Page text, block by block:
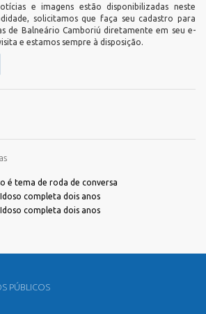
e imagens estão disponibilizadas neste
solicitamos que faça seu cadastro para
de Balneário Camboriú diretamente em seu e-
e estamos sempre à disposição.
é tema de roda de conversa
completa dois anos
completa dois anos
PÚBLICOS